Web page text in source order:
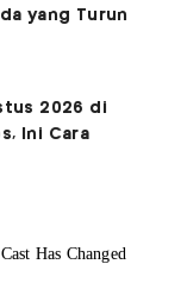
yang Turun
2026 di
Ini Cara